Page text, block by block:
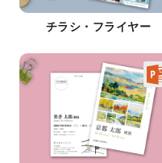
チラシ・フライヤー